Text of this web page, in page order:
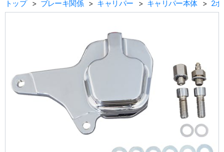
トップ
ブレーキ関係 キャリパー キャリパー本体 2